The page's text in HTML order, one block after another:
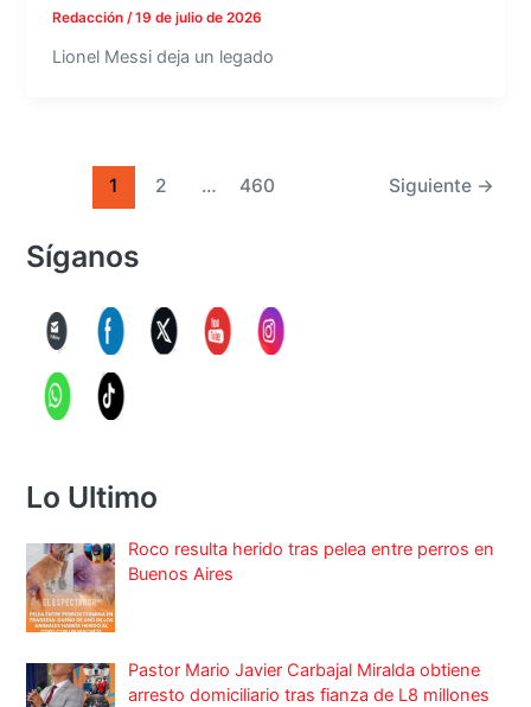
Redacción /19 de julio de 2026
Lionel Messi deja un legado
1 2 … 460 Siguiente →
Síganos
Lo Ultimo
Roco resulta herido tras pelea entre perros en
Buenos Aires
Pastor Mario Javier Carbajal Miralda obtiene
arresto domiciliario tras fianza de L8 millones